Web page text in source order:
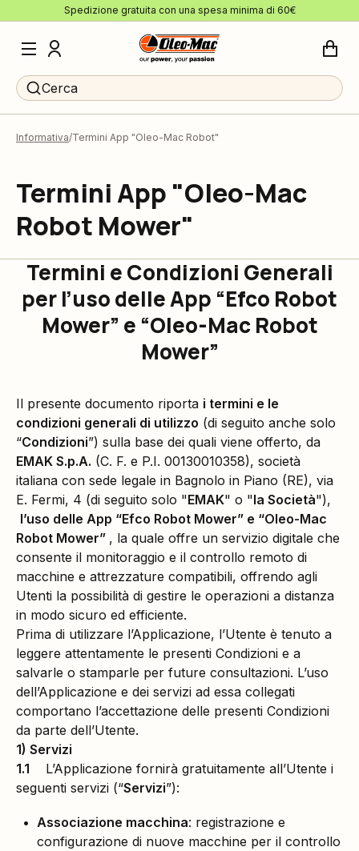
Spedizione gratuita con una spesa minima di 60€
Cerca
Informativa Termini App "Oleo-Mac Robot"
Termini App "Oleo-Mac
Robot Mower"
Termini e Condizioni Generali
per l’uso delle App “Efco Robot
Mower” e “Oleo-Mac Robot
Mower”
Il presente documento riporta i termini e le
condizioni generali di utilizzo (di seguito anche solo
“Condizioni”) sulla base dei quali viene offerto, da
EMAK S.p.A. (C. F. e P.I. 00130010358), società
italiana con sede legale in Bagnolo in Piano (RE), via
E. Fermi, 4 (di seguito solo "EMAK" o "la Società"),
l’uso delle App “Efco Robot Mower” e “Oleo-Mac
Robot Mower” , la quale offre un servizio digitale che
consente il monitoraggio e il controllo remoto di
macchine e attrezzature compatibili, offrendo agli
Utenti la possibilità di gestire le operazioni a distanza
in modo sicuro ed efficiente.
Prima di utilizzare l’Applicazione, l’Utente è tenuto a
leggere attentamente le presenti Condizioni e a
salvarle o stamparle per future consultazioni. L’uso
dell’Applicazione e dei servizi ad essa collegati
comportano l’accettazione delle presenti Condizioni
da parte dell’Utente.
1) Servizi
1.1 L’Applicazione fornirà gratuitamente all’Utente i
seguenti servizi (“Servizi”):
Associazione macchina: registrazione e
configurazione di nuove macchine per il controllo